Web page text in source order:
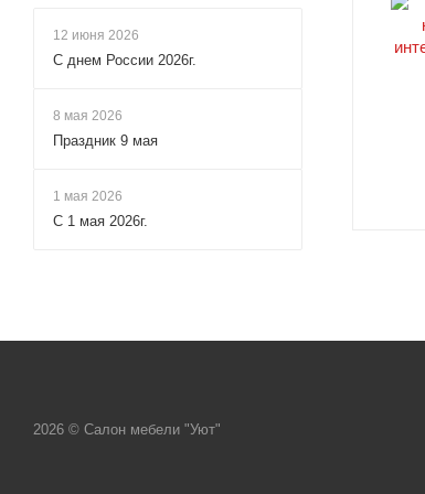
12 июня 2026
С днем России 2026г.
8 мая 2026
Праздник 9 мая
1 мая 2026
С 1 мая 2026г.
2026 © Салон мебели "Уют"